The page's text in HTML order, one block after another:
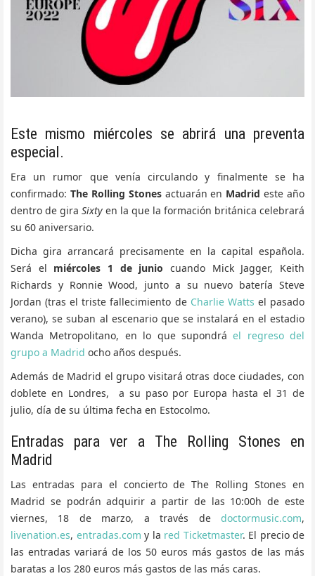
Este mismo miércoles se abrirá una preventa
especial.
Era un rumor que venía circulando y finalmente se ha
confirmado: The Rolling Stonesactuarán en Madrid este año
dentro de gira Sixty en la que la formación británica celebrará
su 60 aniversario.
Dicha gira arrancará precisamente en la capital española.
Será el miércoles 1 de junio cuando Mick Jagger, Keith
Richards y Ronnie Wood, junto a su nuevo batería Steve
Jordan (tras el triste fallecimiento de Charlie Watts el pasado
verano), se suban al escenario que se instalará en el estadio
Wanda Metropolitano, en lo que supondráel regreso del
grupo a Madrid ocho años después.
Además de Madrid el grupo visitará otras doce ciudades, con
doblete en Londres, a su paso por Europa hasta el 31 de
julio, día de su última fecha en Estocolmo.
Entradas para ver a The Rolling Stones en
Madrid
Las entradas para el concierto de The Rolling Stones en
Madrid se podrán adquirir a partir de las 10:00h de este
viernes, 18 de marzo, a través de doctormusic.com,
livenation.es, entradas.com y la red Ticketmaster. El precio de
las entradas variará de los 50 euros más gastos de las más
baratas a los 280 euros más gastos de las más caras.